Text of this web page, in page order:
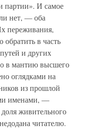
партии». И самое
нет, — оба
переживания,
в часть
и других
в мантию высшего
оглядками на
из прошлой
именами, —
живительного
читателю.